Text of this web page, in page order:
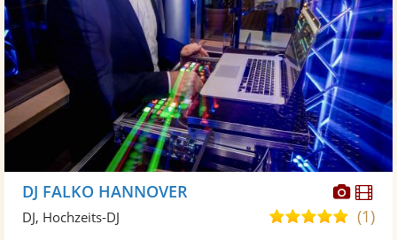
DJ FALKO HANNOVER
5,0(1)
DJ, Hochzeits-DJ